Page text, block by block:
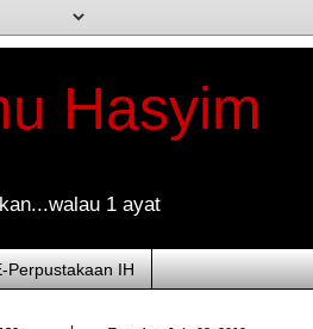
Hasyim
1 ayat
Perpustakaan IH